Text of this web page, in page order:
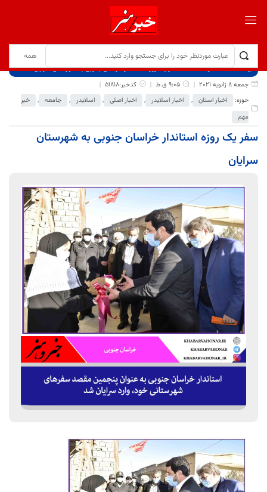
برگ نخست نوشته‌ها
سفر یک روزه استاندار خراسان جنوبی به شهرستان سرایان
جمعه 8 ژانویه 2021
9:05 ق.ظ
کدخبر:51818
حوزه:
اخبار استان , اخبار اسلایدر , اخبار اصلی , اسلایدر , جامعه ,
خبر
مهم
سفر یک روزه استاندار خراسان جنوبی به شهرستان
سرایان